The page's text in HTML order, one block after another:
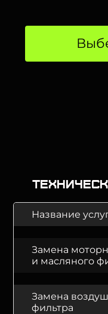
Название
Замена
и масляного
Замена
фильтра